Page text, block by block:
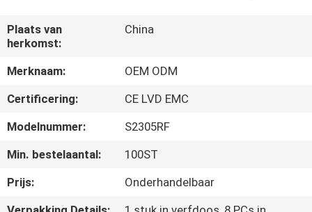
VR
TOON
ONGEVEER
ONS
FABRIEKSREIS
Plaats van
herkomst:
China
Merknaam:
OEM ODM
Certificering:
CE LVD EMC
Modelnummer:
S2305RF
Min. bestelaantal:
100ST
Prijs:
Onderhandelbaar